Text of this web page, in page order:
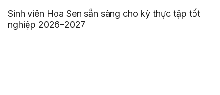
Sinh viên Hoa Sen sẵn sàng cho kỳ thực tập tốt
nghiệp 2026–2027